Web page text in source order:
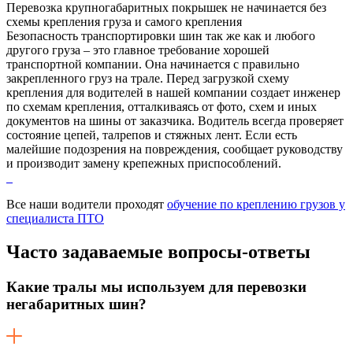
Перевозка крупногабаритных покрышек не начинается без
схемы крепления груза и самого крепления
Безопасность транспортировки шин так же как и любого
другого груза – это главное требование хорошей
транспортной компании. Она начинается с правильно
закрепленного груз на трале. Перед загрузкой схему
крепления для водителей в нашей компании создает инженер
по схемам крепления, отталкиваясь от фото, схем и иных
документов на шины от заказчика. Водитель всегда проверяет
состояние цепей, талрепов и стяжных лент. Если есть
малейшие подозрения на повреждения, сообщает руководству
и производит замену крепежных приспособлений.
Все наши водители проходят обучение по креплению грузов у
специалиста ПТО
Часто задаваемые вопросы-ответы
Какие тралы мы используем для перевозки
негабаритных шин?